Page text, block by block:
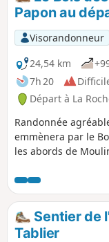
Papon au
Visorandonneur
24,54 km
7h 20
Départ à La
Randonnée
emmènera par le
les abords de
passage du pont au
Bertheliére et le
niveau Ruisseau
Informations
Sentier de
Tablier